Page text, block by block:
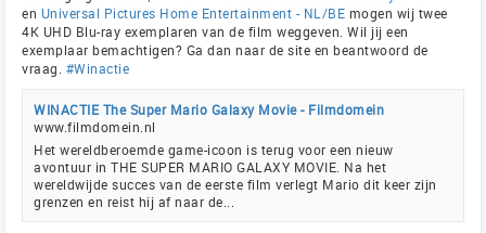
en Universal Pictures Home Entertainment - NL/BE mogen wij twee
4K UHD Blu-ray exemplaren van de film weggeven. Wil jij een
exemplaar bemachtigen? Ga dan naar de site en beantwoord de
vraag. #Winactie
WINACTIE The Super Mario Galaxy Movie - Filmdomein
www.filmdomein.nl
Het wereldberoemde game-icoon is terug voor een nieuw
avontuur in THE SUPER MARIO GALAXY MOVIE. Na het
wereldwijde succes van de eerste film verlegt Mario dit keer zijn
grenzen en reist hij af naar de...